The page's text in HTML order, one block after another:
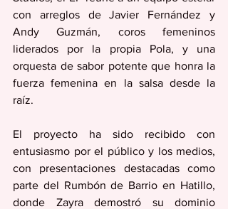
con arreglos de Javier Fernández y
Andy Guzmán, coros femeninos
liderados por la propia Pola, y una
orquesta de sabor potente que honra la
fuerza femenina en la salsa desde la
raíz.
El proyecto ha sido recibido con
entusiasmo por el público y los medios,
con presentaciones destacadas como
parte del Rumbón de Barrio en Hatillo,
donde Zayra demostró su dominio